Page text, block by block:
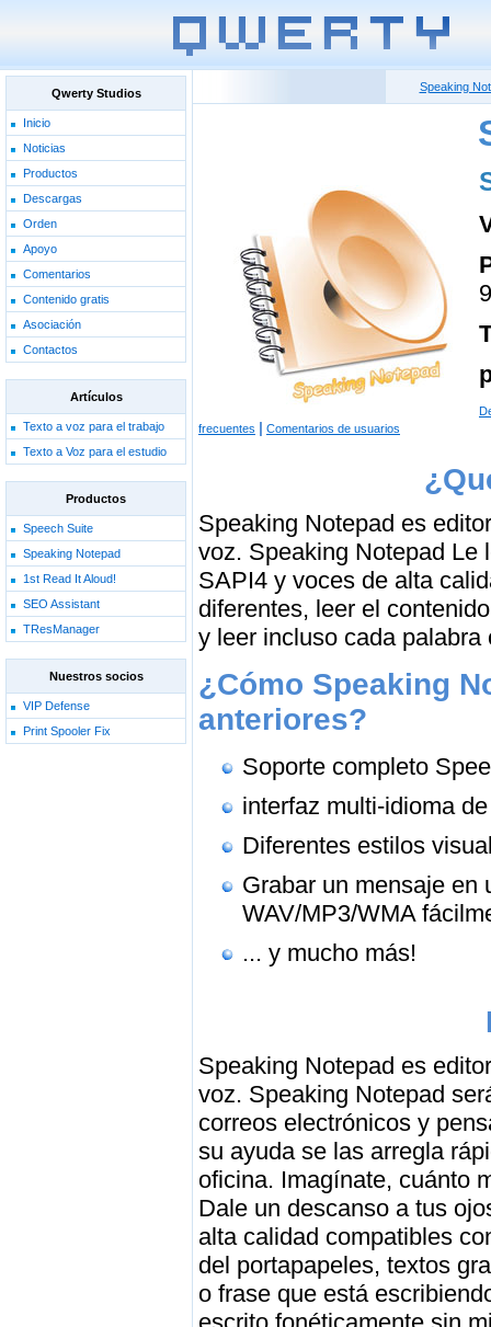
Qwerty Studios
Inicio
Noticias
Productos
Descargas
Orden
Apoyo
Comentarios
Contenido gratis
Asociación
Contactos
Artículos
Texto a voz para el trabajo
Texto a Voz para el estudio
Productos
Speech Suite
Speaking Notepad
1st Read It Aloud!
SEO Assistant
TResManager
Nuestros socios
VIP Defense
Print Spooler Fix
Speaking
frecuentes | Comentarios de usuarios
Speaking Notepad es
voz. Speaking Notepad Le
SAPI4 y voces de alta
diferentes, leer el
y leer incluso cada
¿Cómo Speaking
anteriores?
Soporte completo
interfaz multi-idioma
Diferentes estilos
Grabar un mensaje en
WAV/MP3/WMA
... y mucho más!
Speaking Notepad es
voz. Speaking Notepad
correos electrónicos y
su ayuda se las arregla
oficina. Imagínate, cuánto
Dale un descanso a tus
alta calidad compatibles
del portapapeles, textos
o frase que está